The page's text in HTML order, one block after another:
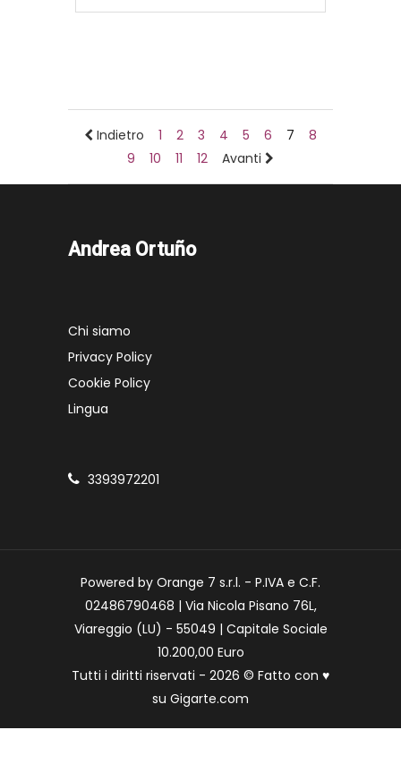
Indietro 1 2 3 4 5 6 7
8
9
10 11 12 Avanti
Andrea Ortuño
Chi siamo
Privacy Policy
Cookie Policy
Lingua
3393972201
Powered by Orange 7 s.r.l. - P.IVA e C.F.
02486790468 | Via Nicola Pisano 76L,
Viareggio (LU) - 55049 | Capitale Sociale
10.200,00 Euro
Tutti i diritti riservati - 2026 © Fatto con ♥
su Gigarte.com